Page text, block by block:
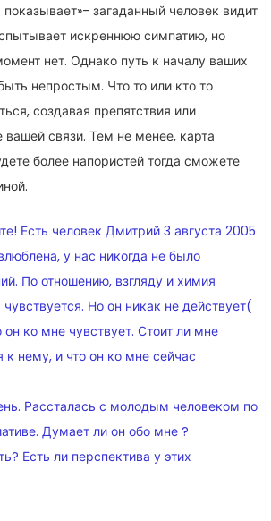
загаданный человек видит
искреннюю симпатию, но
нет. Однако путь к началу ваших
непростым. Что то или кто то
создавая препятствия или
вашей связи. Тем не менее, карта
более напористей тогда сможете
Есть человек Дмитрий 3 августа 2005
у нас никогда не было
По отношению, взгляду и химия
Но он никак не действует(
ко мне чувствует. Стоит ли мне
к нему, и что он ко мне сейчас
Рассталась с молодым человеком по
Думает ли он обо мне ?
Есть ли перспектива у этих